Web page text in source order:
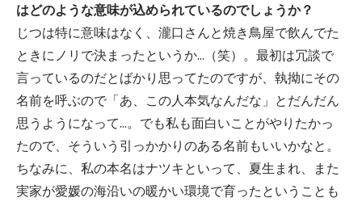
はどのような意味が込められているのでしょうか？
じつは特に意味はなく、瀧口さんと焼き鳥屋で飲んでた
ときにノリで決まったというか…（笑）。最初は冗談で
言っているのだとばかり思ってたのですが、執拗にその
名前を呼ぶので「あ、この人本気なんだな」とだんだん
思うようになって…。でも私も面白いことがやりたかっ
たので、そういう引っかかりのある名前もいいかなと。
ちなみに、私の本名はナツキといって、夏生まれ、また
実家が愛媛の海沿いの暖かい環境で育ったということも